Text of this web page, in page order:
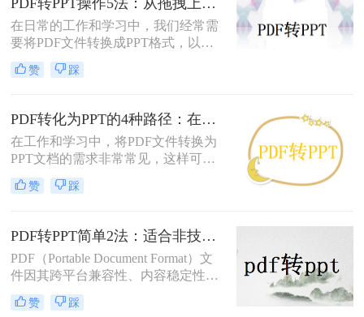
PDF转PPT操作5法：从拖拽上传到批量转换的完整步骤！
在日常的工作和学习中，我们经常需
要将PDF文件转换成PPT格式，以便
进行编辑、展示和分享。那么PDF怎
么转换成PPT呢？本文将介绍五种将
赞 踩
PDF转化为PPT的4种路径：在线、客户端、插件和手动各有什么区别！
在工作和学习中，将PDF文件转换为
PPT文档的需求非常常见，这样可以
方便地进行演示和分享。那么pdf如何
转化为ppt呢？本文将介绍四种常见的
求选择最合适的方式。
赞 踩
PDF转PPT简单2法：适合非技术用户的快速操作流程！
PDF（Portable Document Format）文
件因其跨平台兼容性、内容稳定性和
不易被篡改的特性，在文档分享、存
档和打印中得到了广泛应用。然而，
赞 踩